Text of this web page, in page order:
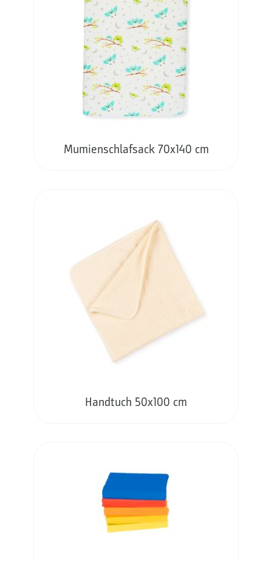
Mumienschlafsack 70x140 cm
Handtuch 50x100 cm